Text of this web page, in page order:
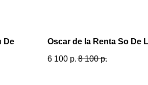
De
Oscar de la Renta So De
6 100 р. 8 100 р.